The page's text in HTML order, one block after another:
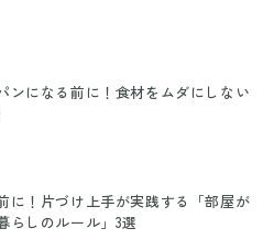
ンになる前に！食材をムダにしない
に！片づけ上手が実践する「部屋が
らしのルール」3選